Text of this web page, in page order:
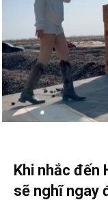
Khi nhắc đến
sẽ nghĩ ngay